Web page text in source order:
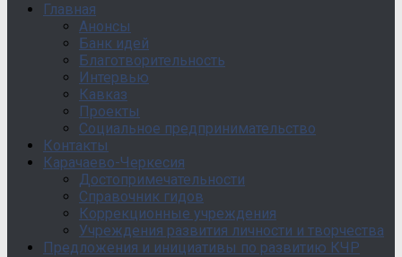
Главная
Анонсы
Банк идей
Благотворительность
Интервью
Кавказ
Проекты
Социальное предпринимательство
Контакты
Карачаево-Черкесия
Достопримечательности
Справочник гидов
Коррекционные учреждения
Учреждения развития личности и творчества
Предложения и инициативы по развитию КЧР